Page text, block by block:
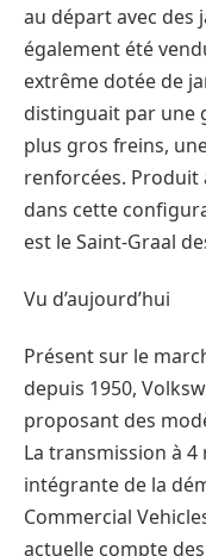
au départ avec des
également été
extrême dotée de
distinguait par une
plus gros freins,
renforcées. Produit
dans cette
est le Saint-Graal
Vu d’aujourd’hui
Présent sur le
depuis 1950,
proposant des
La transmission à
intégrante de la
Commercial
actuelle compte